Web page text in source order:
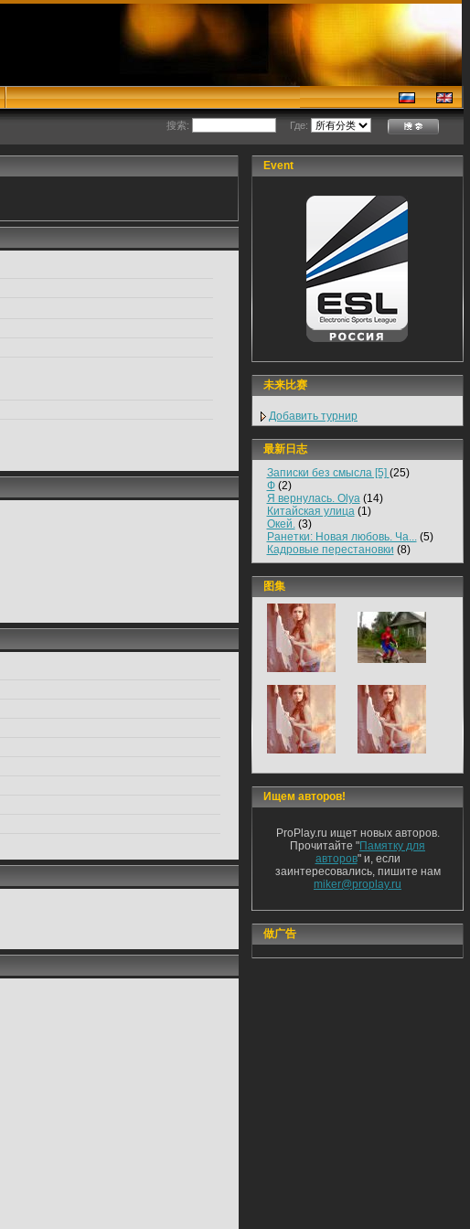
搜索: Где:
Event
未来比赛
Добавить турнир
最新日志
Записки без смысла [5] (25)
Ф(2)
Я вернулась. Olya(14)
Китайская улица(1)
Окей.(3)
Ранетки: Новая любовь. Ча...(5)
Кадровые перестановки (8)
图集
Ищем авторов!
ProPlay.ru ищет новых авторов.
Прочитайте "Памятку для
авторов" и, если
заинтересовались, пишите нам
miker@proplay.ru
做广告